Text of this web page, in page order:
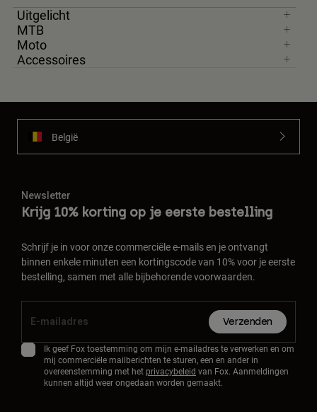
Uitgelicht
MTB
Moto
Accessoires
België
Newsletter
Krijg 10% korting op je eerste bestelling
Schrijf je in voor onze commerciële e-mails en je ontvangt
binnen enkele minuten een kortingscode van 10% voor je eerste
bestelling, samen met alle bijbehorende voorwaarden.
Verzenden
Ik geef Fox toestemming om mijn e-mailadres te verwerken en om
mij commerciële mailberichten te sturen, een en ander in
overeenstemming met het privacybeleid van Fox. Aanmeldingen
kunnen altijd weer ongedaan worden gemaakt.